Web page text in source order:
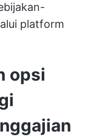
platform
opsi